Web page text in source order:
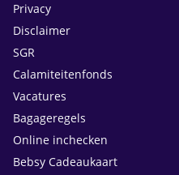
Privacy
Disclaimer
SGR
Calamiteitenfonds
Vacatures
Bagageregels
Online inchecken
Bebsy Cadeaukaart